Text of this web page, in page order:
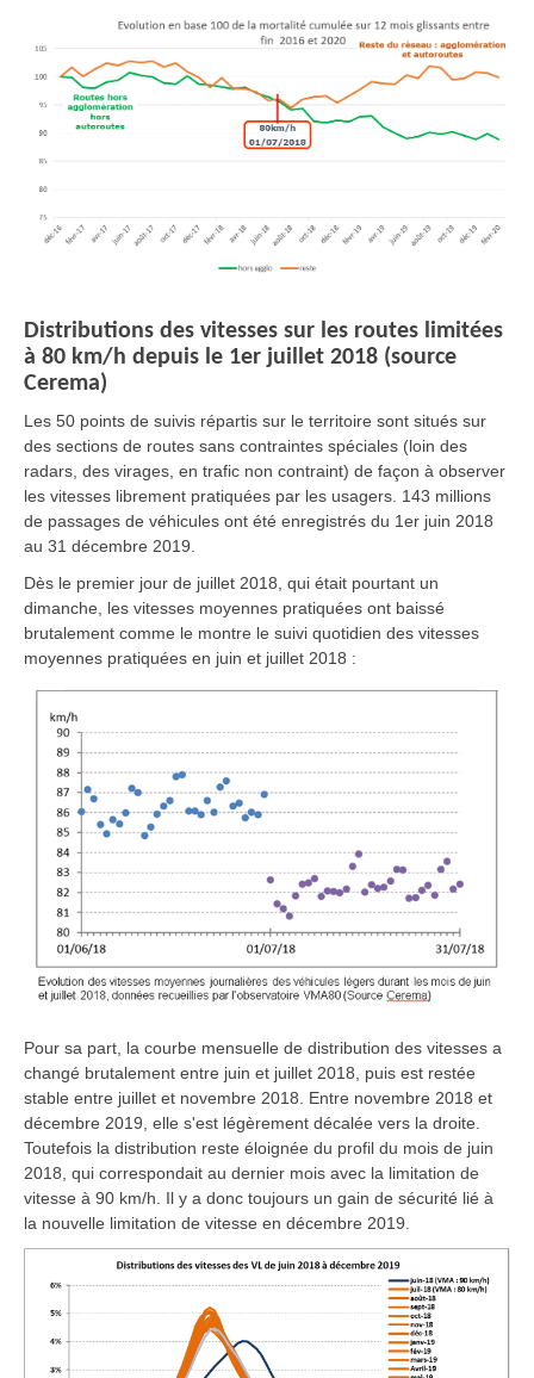
Distributions des vitesses sur les routes limitées
à 80 km/h depuis le 1er juillet 2018 (source
Cerema)
Les 50 points de suivis répartis sur le territoire sont situés sur
des sections de routes sans contraintes spéciales (loin des
radars, des virages, en trafic non contraint) de façon à observer
les vitesses librement pratiquées par les usagers. 143 millions
de passages de véhicules ont été enregistrés du 1er juin 2018
au 31 décembre 2019.
Dès le premier jour de juillet 2018, qui était pourtant un
dimanche, les vitesses moyennes pratiquées ont baissé
brutalement comme le montre le suivi quotidien des vitesses
moyennes pratiquées en juin et juillet 2018 :
Pour sa part, la courbe mensuelle de distribution des vitesses a
changé brutalement entre juin et juillet 2018, puis est restée
stable entre juillet et novembre 2018. Entre novembre 2018 et
décembre 2019, elle s'est légèrement décalée vers la droite.
Toutefois la distribution reste éloignée du profil du mois de juin
2018, qui correspondait au dernier mois avec la limitation de
vitesse à 90 km/h. Il y a donc toujours un gain de sécurité lié à
la nouvelle limitation de vitesse en décembre 2019.